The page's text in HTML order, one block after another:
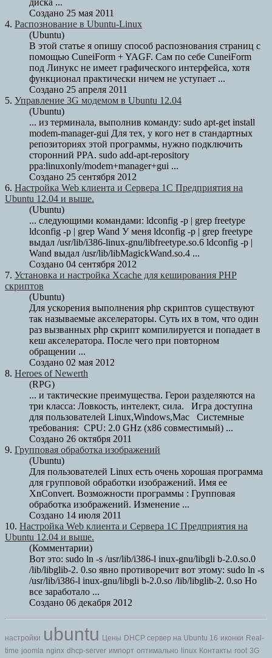
диска ...
Создано 25 мая 2011
4. Распознование в Ubuntu-Linux
(Ubuntu)
В этой статье я опишу способ распознования страниц с
помощью CuneiForm + YAGF. Сам по себе CuneiForm
под Линукс не имеет графического интерфейса, хотя
функционал практически ничем не уступает ...
Создано 25 апреля 2011
5. Управление 3G модемом в Ubuntu 12.04
(Ubuntu)
... из терминала, выполнив команду: sudo apt-get install
modem-manager-gui Для тех, у кого нет в стандартных
репозиториях этой программы, нужно подключить
сторонний PPA. sudo add-apt-repository
ppa:linuxonly/modem+manager+gui ...
Создано 25 сентября 2012
6. Настройка Web клиента и Сервера 1С Предприятия на
Ubuntu 12.04 и выше.
(Ubuntu)
... следующими командами: ldconfig -p | grep freetype
ldconfig -p | grep Wand У меня ldconfig -p | grep freetype
выдал /usr/lib/i386-linux-gnu/libfreetype.so.6 ldconfig -p |
Wand выдал /usr/lib/libMagickWand.so.4 ...
Создано 04 сентября 2012
7. Установка и настройка Xcache для кеширования PHP
скриптов
(Ubuntu)
Для ускорения выполнения php скриптов существуют
так называемые акселераторы. Суть их в том, что один
раз вызванных php скрипт компилируется и попадает в
кеш акселератора. После чего при повторном
обращении ...
Создано 02 мая 2012
8. Heroes of Newerth
(RPG)
... и тактические преимущества. Герои разделяются на
три класса: Ловкость, интелект, сила. Игра доступна
для пользователей Linux,Windows,Mac Системные
требования: CPU: 2.0 GHz (x86 совместимый) ...
Создано 26 октября 2011
9. Групповая обработка изображений
(Ubuntu)
Для пользователей Linux есть очень хорошая программа
для групповой обработки изображений. Имя ее
XnConvert. Возможности программы : Групповая
обработка изображений. Изменение ...
Создано 14 июля 2011
10. Настройка Web клиента и Сервера 1С Предприятия на
Ubuntu 12.04 и выше.
(Комментарии)
Вот это: sudo ln -s /usr/lib/i386-l inux-gnu/libgli b-2.0.so.0
/lib/libglib-2. 0.so явно противоречит вот этому: sudo ln -s
/usr/lib/i386-l inux-gnu/libgli b-2.0.so /lib/libglib-2. 0.so Но
все заработало ...
Создано 06 декабря 2012
настройки ubuntu Цены DHCP сервер на Ubuntu 16 иконки Real-
time joomla nginx dhcp-server импорт оптимально linux Контакты root 3G